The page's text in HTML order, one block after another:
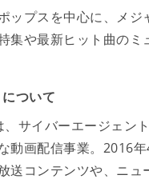
ップスを中心に、メ
集や最新ヒット曲のミ
ついて
、サイバーエージェン
動画配信事業。2016
送コンテンツや、ニ